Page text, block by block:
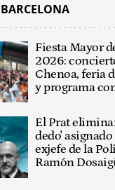
Fiesta Mayor
2026:
Chenoa, feria
y programa
El Prat
dedo'
exjefe de la
Ramón